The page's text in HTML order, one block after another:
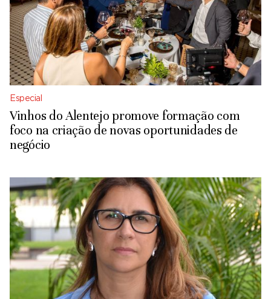
Especial
Vinhos do Alentejo promove formação com
foco na criação de novas oportunidades de
negócio